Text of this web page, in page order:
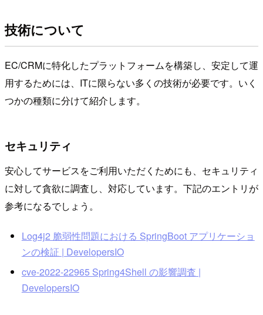
技術について
EC/CRMに特化したプラットフォームを構築し、安定して運
用するためには、ITに限らない多くの技術が必要です。いく
つかの種類に分けて紹介します。
セキュリティ
安心してサービスをご利用いただくためにも、セキュリティ
に対して貪欲に調査し、対応しています。下記のエントリが
参考になるでしょう。
Log4j2 脆弱性問題における SpringBoot アプリケーショ
ンの検証 | DevelopersIO
cve-2022-22965 Spring4Shell の影響調査 |
DevelopersIO